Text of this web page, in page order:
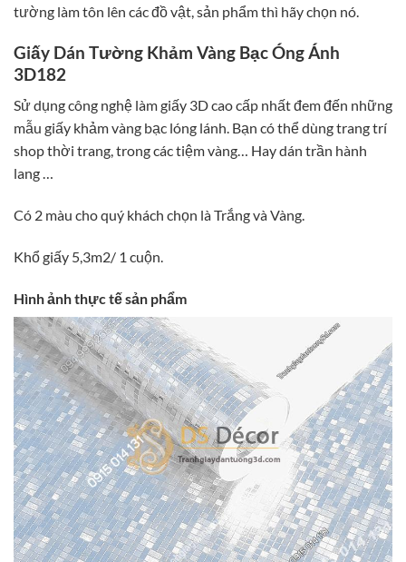
tường làm tôn lên các đồ vật, sản phẩm thì hãy chọn nó.
Giấy Dán Tường Khảm Vàng Bạc Óng Ánh
3D182
Sử dụng công nghệ làm giấy 3D cao cấp nhất đem đến những
mẫu giấy khảm vàng bạc lóng lánh. Bạn có thể dùng trang trí
shop thời trang, trong các tiệm vàng… Hay dán trần hành
lang …
Có 2 màu cho quý khách chọn là Trắng và Vàng.
Khổ giấy 5,3m2/ 1 cuộn.
Hình ảnh thực tế sản phẩm